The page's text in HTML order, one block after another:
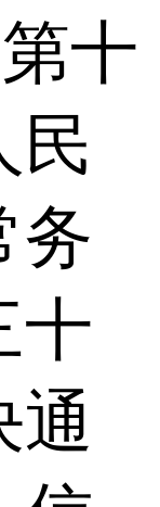
十
民
务
十
通